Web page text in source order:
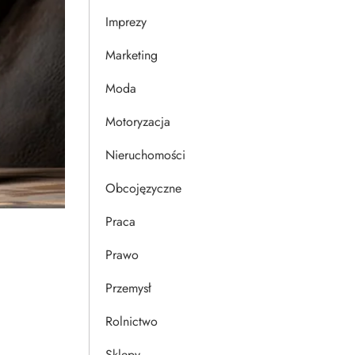
Imprezy
Marketing
Moda
Motoryzacja
Nieruchomości
Obcojęzyczne
Praca
Prawo
Przemysł
Rolnictwo